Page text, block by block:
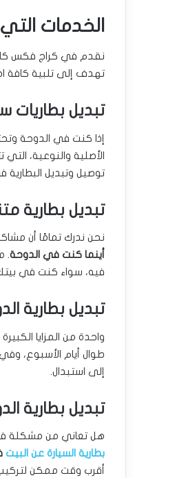
الخدمات
نقدم في كراج فكس
تهدف إلى تلبية كافة
تبديل بطاريات
إذا كنت في الدوحة
الأصلية والنوعية،
توصيل وتبديل
تبديل بطارية
نحن ندرك تمامًا أن
أينما كنت في الدوحة.
فيه، سواء كنت في
تبديل بطارية الدوحة
واحدة من المزايا
طوال أيام الأسبوع،
إلى استبدال.
تبديل بطارية
هل تعاني من مشكلة في
بطارية السيارة عن البيت
أقرب وقت ممكن لتركيب